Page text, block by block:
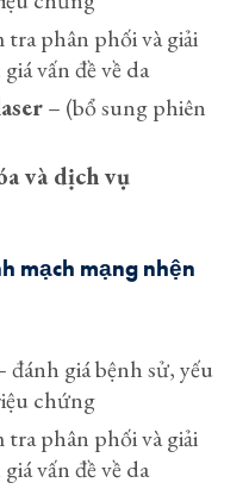
tra phân phối và giải
vấn đề về da
– (bổ sung phiên
và dịch vụ
mạch mạng nhện
đánh giá bệnh sử, yếu
chứng
tra phân phối và giải
vấn đề về da